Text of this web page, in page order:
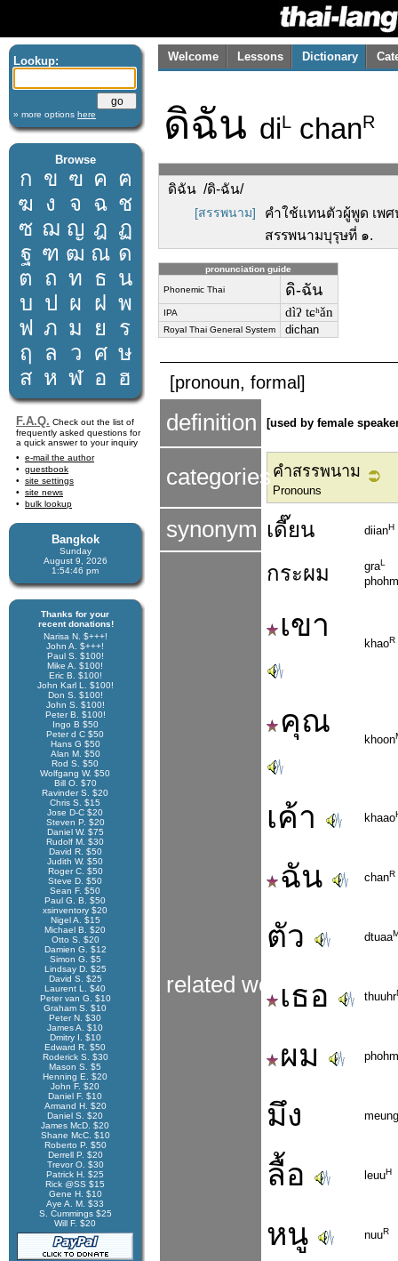
Lookup:
» more options here
Browse
ก ข ฃ ค ฅ
ฆ ง จ ฉ ช
ซ ฌ ญ ฎ ฏ
ฐ ฑ ฒ ณ ด
ต ถ ท ธ น
บ ป ผ ฝ พ
ฟ ภ ม ย
ร
ฤ
ล ว ศ ษ
ส ห ฬ อ ฮ
F.A.Q. Check out the list of
frequently asked questions for
a quick answer to your inquiry
e-mail the author
guestbook
site settings
site news
bulk lookup
Bangkok
Sunday
August 9, 2026
1:54:47 pm
Thanks for your
recent donations!
Narisa N. $+++!
John A. $+++!
Paul S. $100!
Mike A. $100!
Eric B. $100!
John Karl L. $100!
Don S. $100!
John S. $100!
Peter B. $100!
Ingo B $50
Peter d C $50
Hans G $50
Alan M. $50
Rod S. $50
Wolfgang W. $50
Bill O. $70
Ravinder S. $20
Chris S. $15
Jose D-C $20
Steven P. $20
Daniel W. $75
Rudolf M. $30
David R. $50
Judith W. $50
Roger C. $50
Steve D. $50
Sean F. $50
Paul G. B. $50
xsinventory $20
Nigel A. $15
Michael B. $20
Otto S. $20
Damien G. $12
Simon G. $5
Lindsay D. $25
David S. $25
Laurent L. $40
Peter van G. $10
Graham S. $10
Peter N. $30
James A. $10
Dmitry I. $10
Edward R. $50
Roderick S. $30
Mason S. $5
Henning E. $20
John F. $20
Daniel F. $10
Armand H. $20
Daniel S. $20
James McD. $20
Shane McC. $10
Roberto P. $50
Derrell P. $20
Trevor O. $30
Patrick H. $25
Rick @SS $15
Gene H. $10
Aye A. M. $33
S. Cummings $25
Will F. $20
Welcome Lessons Dictionary
ดิฉัน diL chanR
ดิฉัน /ดิ-ฉัน/
[สรรพนาม]
คำใช้แทนตัวผู้พูด เพ
สรรพนามบุรุษที่ ๑.
pronunciation guide
Phonemic Thai ดิ-ฉัน
IPA dìʔ tɕʰǎn
Royal Thai General System dichan
[pronoun, formal]
definition [used by female
categories คำสรรพนาม
Pronouns
synonym เดี๊ยน diianH
related words
กระผม graL
phohm
เขา
khaoR
คุณ
khoon
เค้า khaao
ฉัน chanR
ตัว dtuaa
เธอ thuuhr
ผม phohm
มึง meung
ลื้อ leuuH
หนู nuuR